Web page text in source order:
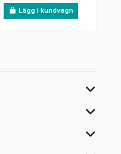
Lägg i kundvagn